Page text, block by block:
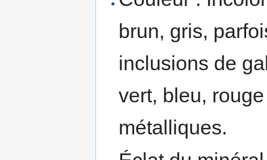
brun, gris,
inclusions de
vert, bleu,
métalliques.